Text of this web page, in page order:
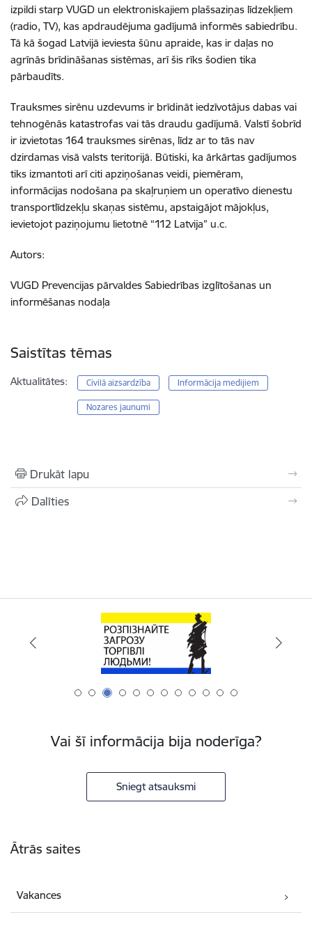
izpildi starp VUGD un elektroniskajiem plašsaziņas līdzekļiem
(radio, TV), kas apdraudējuma gadījumā informēs sabiedrību.
Tā kā šogad Latvijā ieviesta šūnu apraide, kas ir daļas no
agrīnās brīdināšanas sistēmas, arī šis rīks šodien tika
pārbaudīts.
Trauksmes sirēnu uzdevums ir brīdināt iedzīvotājus dabas vai
tehnogēnās katastrofas vai tās draudu gadījumā. Valstī šobrīd
ir izvietotas 164 trauksmes sirēnas, līdz ar to tās nav
dzirdamas visā valsts teritorijā. Būtiski, ka ārkārtas gadījumos
tiks izmantoti arī citi apziņošanas veidi, piemēram,
informācijas nodošana pa skaļruņiem un operatīvo dienestu
transportlīdzekļu skaņas sistēmu, apstaigājot mājokļus,
ievietojot paziņojumu lietotnē “112 Latvija” u.c.
Autors:
VUGD Prevencijas pārvaldes Sabiedrības izglītošanas un
informēšanas nodaļa
Saistītas tēmas
Aktualitātes: Civilā aizsardzība Informācija medijiem
Nozares jaunumi
Drukāt lapu
Dalīties
Vai šī informācija bija noderīga?
Sniegt atsauksmi
Ātrās saites
Vakances